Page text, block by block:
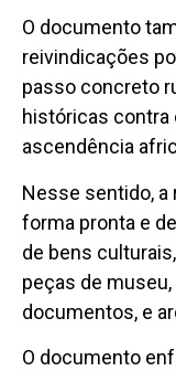
O documento
reivindicações
passo concreto
históricas contra
ascendência
Nesse sentido,
forma pronta e
de bens
peças de
documentos, e
O documento